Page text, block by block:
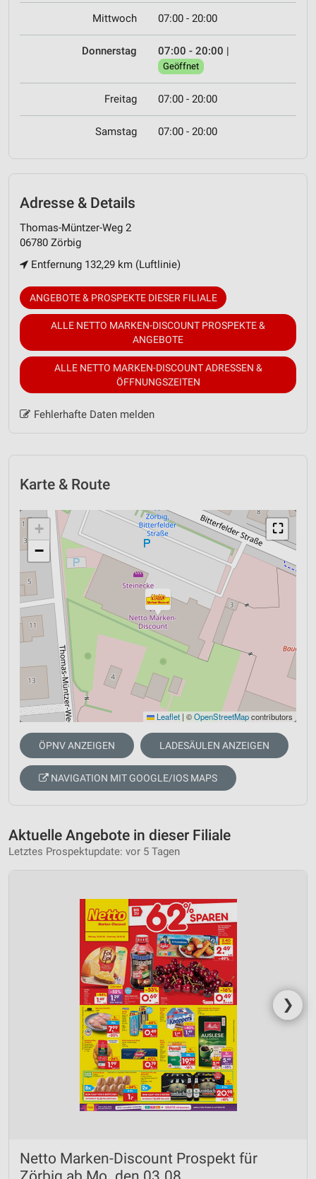
Mittwoch 07:00 - 20:00
Donnerstag 07:00 - 20:00 |
Geöffnet
Freitag 07:00 - 20:00
Samstag 07:00 - 20:00
Adresse & Details
Thomas-Müntzer-Weg 2
06780 Zörbig
Entfernung 132,29 km (Luftlinie)
ANGEBOTE & PROSPEKTE DIESER FILIALE
ALLE NETTO MARKEN-DISCOUNT PROSPEKTE &
ANGEBOTE
ALLE NETTO MARKEN-DISCOUNT ADRESSEN &
ÖFFNUNGSZEITEN
Fehlerhafte Daten melden
Karte & Route
⛶
+
−
Leaflet | ©OpenStreetMapcontributors
ÖPNV ANZEIGEN LADESÄULEN ANZEIGEN
NAVIGATION MIT GOOGLE/IOS MAPS
Aktuelle Angebote in dieser Filiale
Letztes Prospektupdate: vor 5 Tagen
❯
Netto Marken-Discount Prospekt für